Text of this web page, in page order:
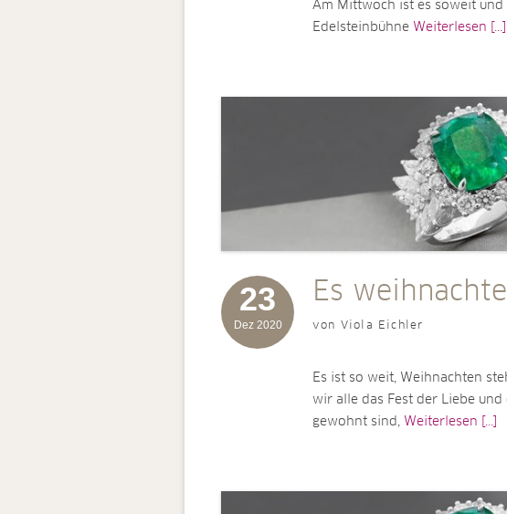
Am Mittwoch ist es soweit
Edelsteinbühne Weiterlesen [...]
23
Dez 2020
Es
von Viola Eichler
Es ist so weit, Weihnachten
wir alle das Fest der Liebe
gewohnt sind, Weiterlesen [...]